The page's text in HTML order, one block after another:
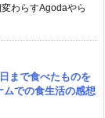
わらすAgodaやら
まで食べたものを
ムでの食生活の感想